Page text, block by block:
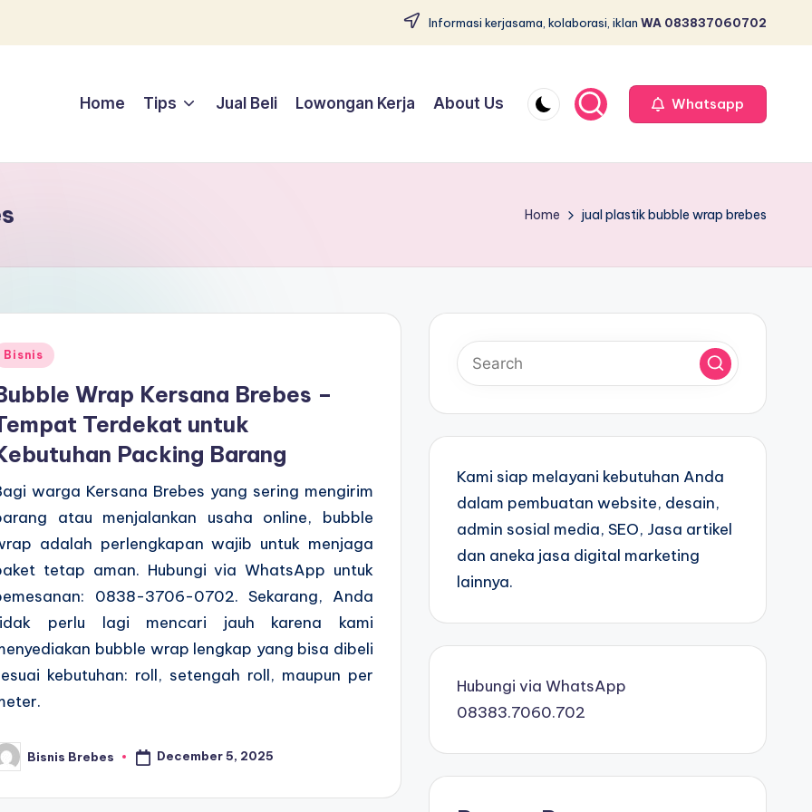
Informasi kerjasama, kolaborasi, iklan WA 083837060702
Home Tips Jual Beli Lowongan Kerja About Us Whatsapp
Home jual plastik bubble wrap brebes
Bisnis
Wrap Kersana Brebes –
Terdekat untuk
Packing Barang
warga Kersana Brebes yang sering mengirim
atau menjalankan usaha online, bubble
adalah perlengkapan wajib untuk menjaga
tetap aman. Hubungi via WhatsApp untuk
0838-3706-0702. Sekarang, Anda
perlu lagi mencari jauh karena kami
bubble wrap lengkap yang bisa dibeli
kebutuhan: roll, setengah roll, maupun per
Bisnis Brebes December 5, 2025
Kami siap melayani kebutuhan Anda
dalam pembuatan website, desain,
admin sosial media, SEO, Jasa artikel
dan aneka jasa digital marketing
lainnya.
Hubungi via WhatsApp
08383.7060.702